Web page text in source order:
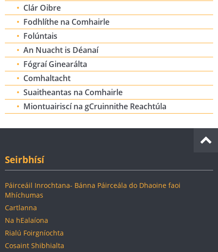
Clár Oibre
Fodhlíthe na Comhairle
Folúntais
An Nuacht is Déanaí
Fógraí Ginearálta
Comhaltacht
Suaitheantas na Comhairle
Miontuairiscí na gCruinnithe Reachtúla
Seirbhísí
Páirceáil Inrochtana- Bánna Páirceála do Dhaoine faoi
Mhíchumas
Cartlanna
Na hEalaíona
Rialú Foirgníochta
Cosaint Shibhialta